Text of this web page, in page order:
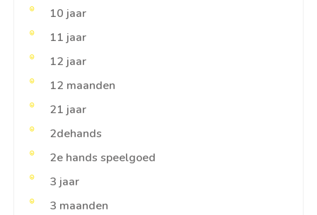
10 jaar
11 jaar
12 jaar
12 maanden
21 jaar
2dehands
2e hands speelgoed
3 jaar
3 maanden